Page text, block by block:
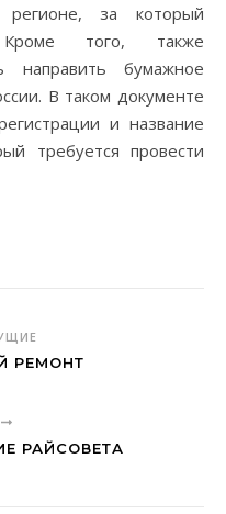
регионе, за который
Кроме того, также
направить бумажное
В таком документе
и название
требуется провести
РЕМОНТ
РАЙСОВЕТА